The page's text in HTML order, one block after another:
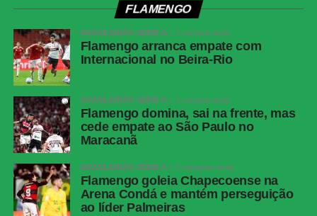
Cartões
Nenhum
Árbitro
Paulo Cesar Zanovelli da Silva (MG)
Assistentes
Nailton Junior de Sousa Oliveira (CE) e
VAR
Paulo Renato Moreira da Silva Coelho (RJ)
Corinthians
Hugo Souza; Pedro Milans, André Ramalho,
Raniele e Matheuzinho; Allan, Matheus Pereira
(Breno Bidon), André Carrillo (André) e
Zakaria Labyad (Kaio César); Dieguinho (Yuri
Alberto (Rodrigo Garro)) e Lingard. Técnico:
Fernando Diniz.
FLAMENGO
BRASILEIRÃO SÉRIE A 1 semana atrás
Flamengo arranca empate com
Internacional no Beira-Rio
BRASILEIRÃO SÉRIE A 1 semana atrás
Flamengo domina, sai na frente, mas
cede empate ao São Paulo no
Maracanã
BRASILEIRÃO SÉRIE A 2 semanas atrás
Flamengo goleia Chapecoense na
Arena Condá e mantém perseguição
ao líder Palmeiras